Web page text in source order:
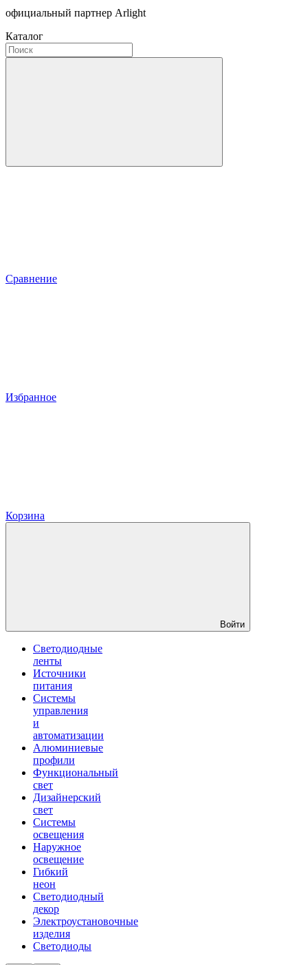
официальный партнер Arlight
Каталог
Сравнение
Избранное
Корзина
Войти
Светодиодные
ленты
Источники
питания
Системы
управления
и
автоматизации
Алюминиевые
профили
Функциональный
свет
Дизайнерский
свет
Системы
освещения
Наружное
освещение
Гибкий
неон
Светодиодный
декор
Электроустановочные
изделия
Светодиоды